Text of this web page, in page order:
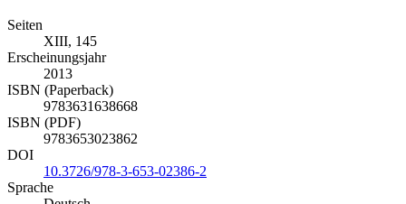
Seiten
XIII, 145
Erscheinungsjahr
2013
ISBN (Paperback)
9783631638668
ISBN (PDF)
9783653023862
DOI
10.3726/978-3-653-02386-2
Sprache